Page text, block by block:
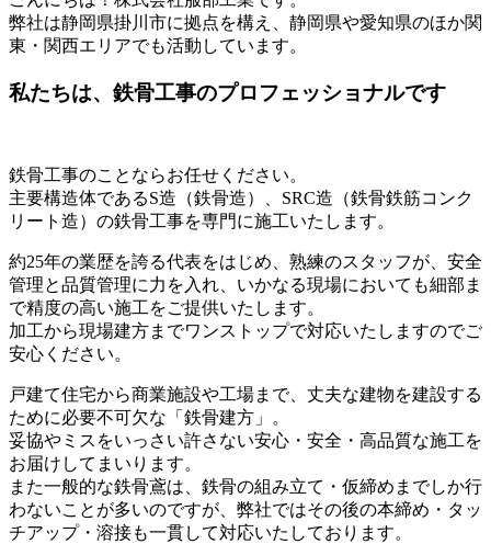
弊社は静岡県掛川市に拠点を構え、静岡県や愛知県のほか関
東・関西エリアでも活動しています。
私たちは、鉄骨工事のプロフェッショナルです
鉄骨工事のことならお任せください。
主要構造体であるS造（鉄骨造）
SRC造（鉄骨鉄筋コンク
リート造） の鉄骨工事を専門に施工いたします。
約25年の業歴を誇る代表をはじめ、熟練のスタッフが、安全
管理と品質管理に力を入れ、いかなる現場においても細部ま
で精度の高い施工をご提供いたします。
加工から現場建方までワンストップで対応いたしますのでご
安心ください。
戸建て住宅から商業施設や工場まで、丈夫な建物を建設する
ために必要不可欠な「鉄骨建方」。
妥協やミスをいっさい許さない安心・安全・高品質な施工を
お届けしてまいります。
また一般的な鉄骨鳶は、鉄骨の組み立て・仮締めまでしか行
わないことが多いのですが、弊社ではその後の本締め・タッ
チアップ・溶接も一貫して対応いたしております。